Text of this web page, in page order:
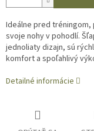
Ideálne pred
svoje nohy v pohodlí.
jednoliaty dizajn, sú
komfort a spoľahlivý
Detailné informácie